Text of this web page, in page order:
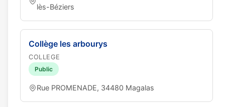
lès-Béziers
Collège les arbourys
COLLEGE
Public
Rue PROMENADE, 34480 Magalas